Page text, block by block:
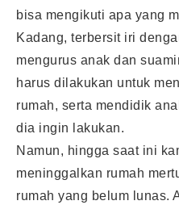
bisa mengikuti apa yang
Kadang, terbersit iri
mengurus anak dan
harus dilakukan untuk
rumah, serta mendidik
dia ingin lakukan.
Namun, hingga saat ini
meninggalkan rumah
rumah yang belum lunas.